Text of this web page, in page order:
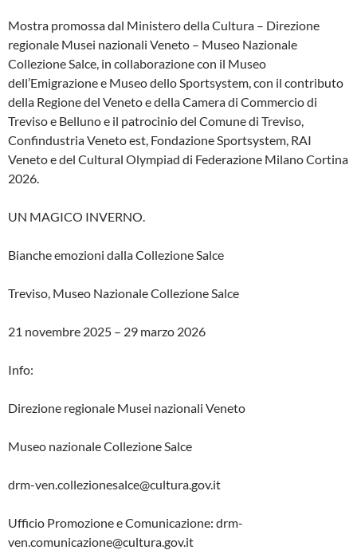
Mostra promossa dal Ministero della Cultura – Direzione
regionale Musei nazionali Veneto – Museo Nazionale
Collezione Salce, in collaborazione con il Museo
dell’Emigrazione e Museo dello Sportsystem, con il contributo
della Regione del Veneto e della Camera di Commercio di
Treviso e Belluno e il patrocinio del Comune di Treviso,
Confindustria Veneto est, Fondazione Sportsystem, RAI
Veneto e del Cultural Olympiad di Federazione Milano Cortina
2026.
UN MAGICO INVERNO.
Bianche emozioni dalla Collezione Salce
Treviso, Museo Nazionale Collezione Salce
21 novembre 2025 – 29 marzo 2026
Info:
Direzione regionale Musei nazionali Veneto
Museo nazionale Collezione Salce
drm-ven.collezionesalce@cultura.gov.it
Ufficio Promozione e Comunicazione: drm-
ven.comunicazione@cultura.gov.it